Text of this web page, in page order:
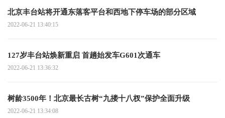
北京丰台站将开通东落客平台和西地下停车场的部分区域
2022-06-21 13:40:15
127岁丰台站焕新重启 首趟始发车G601次通车
2022-06-21 13:36:32
树龄3500年！北京最长古树“九搂十八杈”保护全面升级
2022-06-21 13:34:08